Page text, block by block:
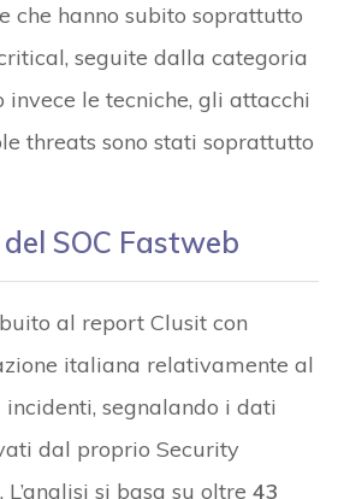
che hanno subito soprattutto
seguite dalla categoria
invece le tecniche, gli attacchi
threats sono stati soprattutto
SOC Fastweb
al report Clusit con
italiana relativamente al
segnalando i dati
dal proprio Security
si basa su oltre 43